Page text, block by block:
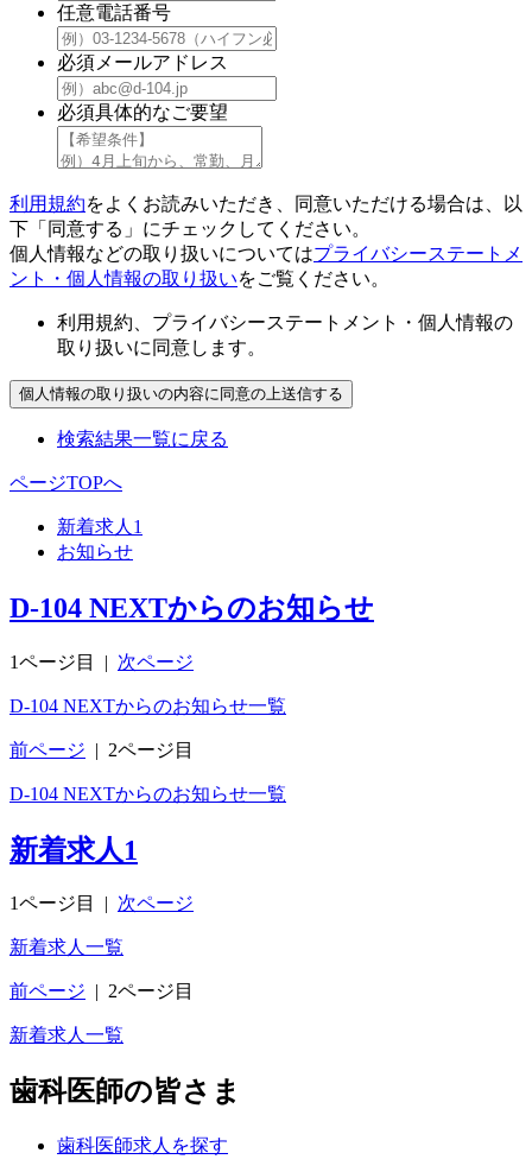
任意電話番号
必須 メールアドレス
必須具体的なご要望
利用規約をよくお読みいただき、同意いただける場合は、以
下「同意する」にチェックしてください。
個人情報などの取り扱いについてはプライバシーステートメ
ント・個人情報の取り扱いをご覧ください。
利用規約、プライバシーステートメント・個人情報の
取り扱いに同意します。
検索結果一覧に戻る
ページTOPへ
新着求人 1
お知らせ
D-104 NEXTからのお知らせ
1ページ目 | 次ページ
D-104 NEXTからのお知らせ一覧
前ページ | 2ページ目
D-104 NEXTからのお知らせ一覧
新着求人1
1ページ目 次ページ
新着求人一覧
前ページ 2ページ目
新着求人一覧
歯科医師の皆さま
歯科医師求人を探す